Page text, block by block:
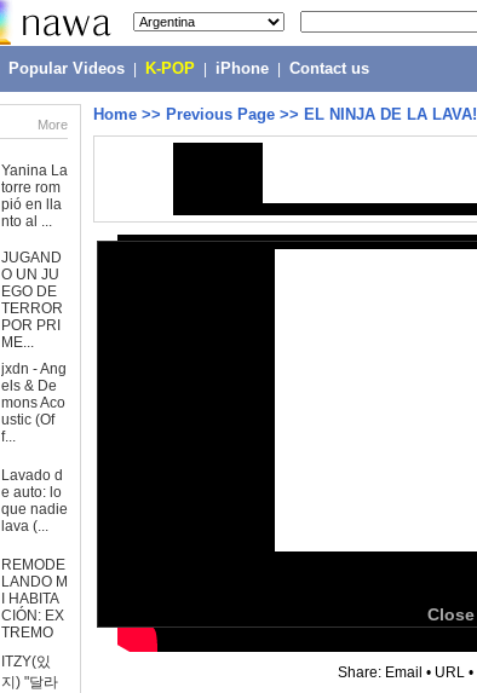
Popular Videos K-POP iPhone Contact us
More
Yanina La
torre rom
pió en lla
nto al ...
JUGAND
O UN JU
EGO DE
TERROR
POR PRI
ME...
jxdn - Ang
els & De
mons Aco
ustic (Of
f...
Lavado d
e auto: lo
que nadie
lava (...
REMODE
LANDO M
I HABITA
CIÓN: EX
TREMO
ITZY(있
지) "달라
Home >> Previous Page >> EL NINJA DE LA LAVA!
Close
Share: Email • URL •